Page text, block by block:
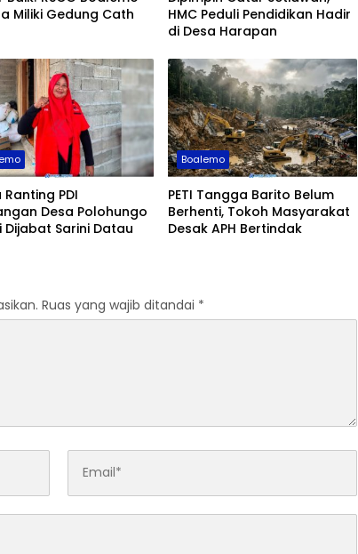
Miliki Gedung Cath
HMC Peduli Pendidikan Hadir
di Desa Harapan
Ranting PDI
Desa Polohungo
Dijabat Sarini Datau
Boalemo
PETI Tangga Barito Belum
Berhenti, Tokoh Masyarakat
Desak APH Bertindak
Ruas yang wajib ditandai *